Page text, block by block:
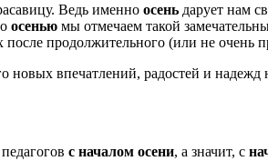
Ведь именно осень дарует нам
осенью мы отмечаем такой
продолжительного (или не очень
новых впечатлений, радостей и надежд
с началом осени, а значит, с